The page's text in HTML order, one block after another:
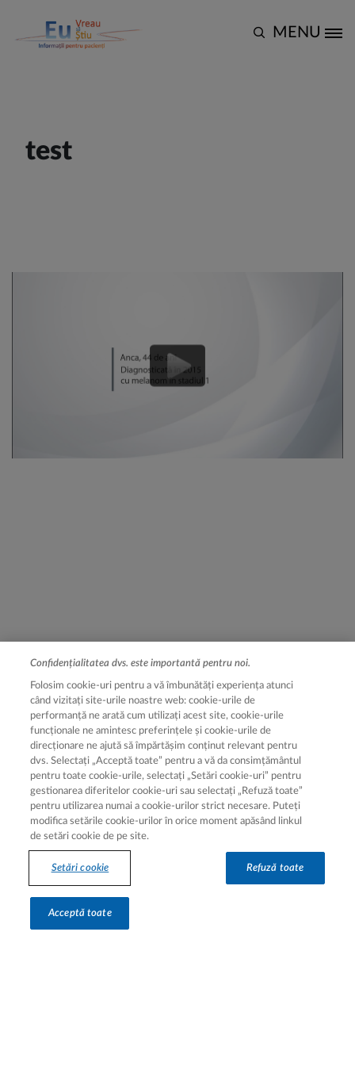
Site Logo
MENU
test
Legal [Footer Second]
Notă de informare
Setări cookie
Despre cookie-uri
Confidențialitatea dvs. este importantă pentru noi.
Folosim cookie-uri pentru a vă îmbunătăți experiența atunci
când vizitați site-urile noastre web: cookie-urile de
performanță ne arată cum utilizați acest site, cookie-urile
funcționale ne amintesc preferințele și cookie-urile de
direcționare ne ajută să împărtășim conținut relevant pentru
dvs. Selectați „Acceptă toate” pentru a vă da consimțământul
pentru toate cookie-urile, selectați „Setări cookie-uri” pentru
gestionarea diferitelor cookie-uri sau selectați „Refuză toate”
pentru utilizarea numai a cookie-urilor strict necesare. Puteți
modifica setările cookie-urilor în orice moment apăsând linkul
de setări cookie de pe site.
Setări cookie Refuză toate
Acceptă toate